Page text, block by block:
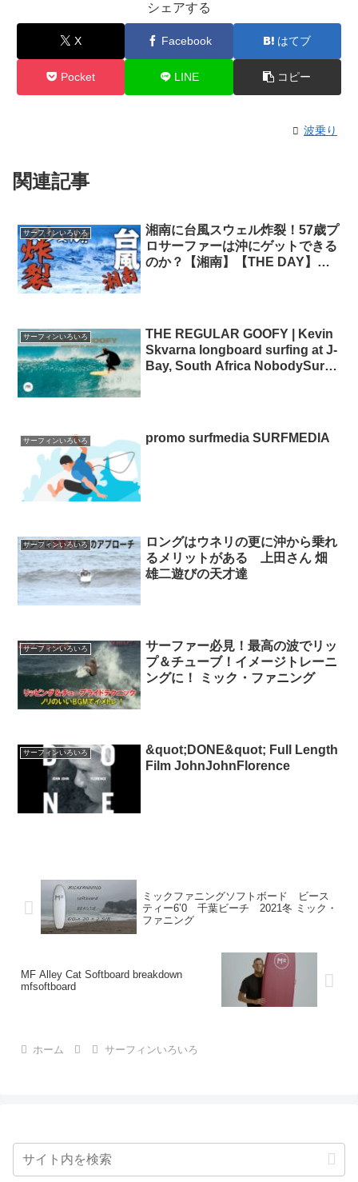
シェアする
X Facebook はてブ
Pocket LINE コピー
波乗り
関連記事
サーフィンいろいろ
湘南に台風スウェル炸裂！57歳プ
ロサーファーは沖にゲットできる
のか？【湘南】【THE DAY】
サーフィンいろいろ
THE REGULAR GOOFY | Kevin
Skvarna longboard surfing at J-
Bay, South Africa NobodySurf
サーフィンいろいろ promo surfmedia SURFMEDIA
サーフィンいろいろ
ロングはウネリの更に沖から乗れ
るメリットがある 上田さん 畑
雄二遊びの天才達
サーフィンいろいろ
サーファー必見！最高の波でリッ
プ＆チューブ！イメージトレーニ
ングに！ ミック・ファニング
サーフィンいろいろ
&quot;DONE&quot; Full Length
Film JohnJohnFlorence
ミックファニングソフトボード ビース
ティー6’0 千葉ビーチ 2021冬 ミック・
ファニング
MF Alley Cat Softboard breakdown
mfsoftboard
ホーム サーフィンいろいろ